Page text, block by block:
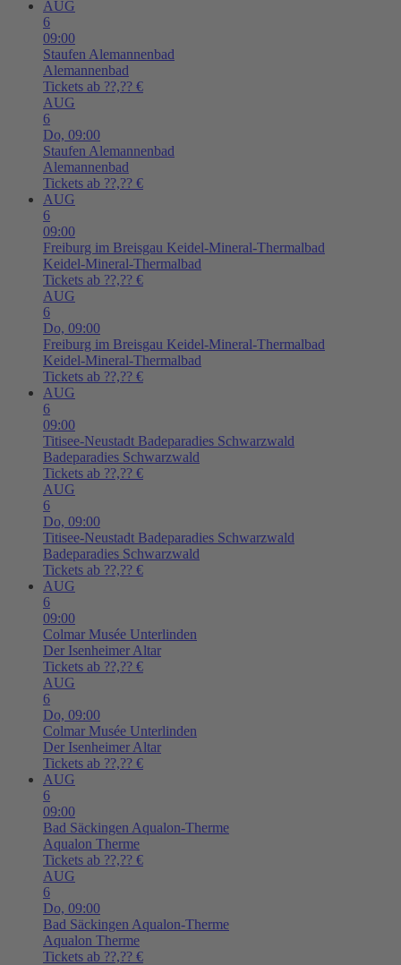
AUG
6
09:00
Staufen Alemannenbad
Alemannenbad
Tickets ab ??,?? €
AUG
6
Do, 09:00
Staufen Alemannenbad
Alemannenbad
Tickets ab ??,?? €
AUG
6
09:00
Freiburg im Breisgau Keidel-Mineral-Thermalbad
Keidel-Mineral-Thermalbad
Tickets ab ??,?? €
AUG
6
Do, 09:00
Freiburg im Breisgau Keidel-Mineral-Thermalbad
Keidel-Mineral-Thermalbad
Tickets ab ??,?? €
AUG
6
09:00
Titisee-Neustadt Badeparadies Schwarzwald
Badeparadies Schwarzwald
Tickets ab ??,?? €
AUG
6
Do, 09:00
Titisee-Neustadt Badeparadies Schwarzwald
Badeparadies Schwarzwald
Tickets ab ??,?? €
AUG
6
09:00
Colmar Musée Unterlinden
Der Isenheimer Altar
Tickets ab ??,?? €
AUG
6
Do, 09:00
Colmar Musée Unterlinden
Der Isenheimer Altar
Tickets ab ??,?? €
AUG
6
09:00
Bad Säckingen Aqualon-Therme
Aqualon Therme
Tickets ab ??,?? €
AUG
6
Do, 09:00
Bad Säckingen Aqualon-Therme
Aqualon Therme
Tickets ab ??,?? €